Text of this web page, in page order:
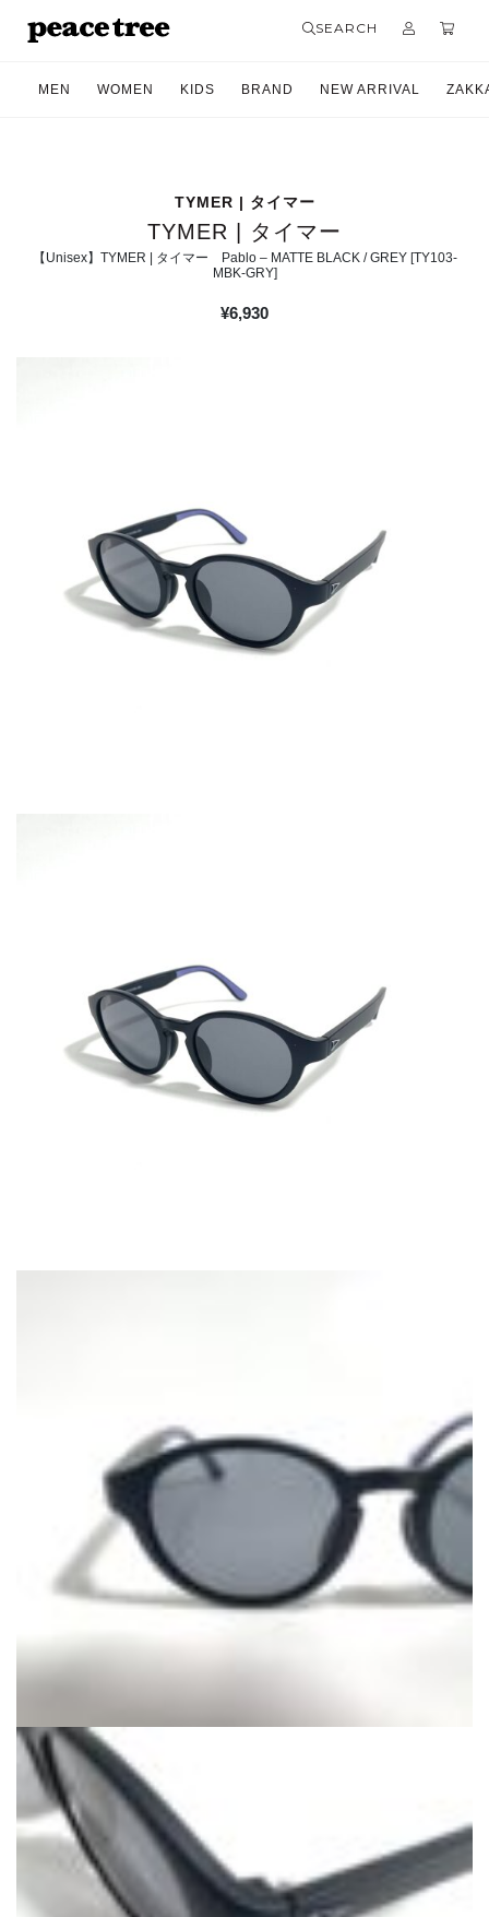
SEARCH
MEN WOMEN KIDS BRAND NEW ARRIVAL
TYMER | タイマー
TYMER | タイマー
【Unisex】TYMER | タイマー Pablo – MATTE BLACK / GREY [TY103-
MBK-GRY]
¥6,930